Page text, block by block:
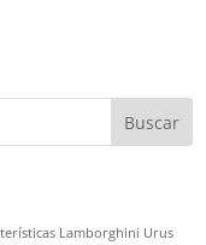
Buscar
Lamborghini Urus